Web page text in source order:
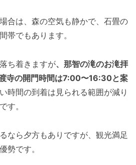
合は、森の空気も静かで、石畳の
帯でもあります。
ち着きますが、那智の滝のお滝拝
寺の開門時間は7:00〜16:30と案
時間の到着は見られる範囲が減り
す。
なら夕方もありですが、観光満足
勢です。